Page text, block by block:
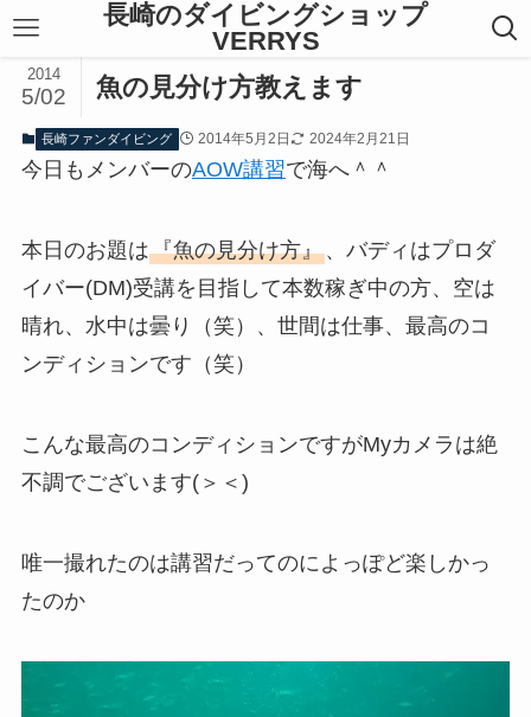
長崎のダイビングショップ
VERRYS
魚の見分け方教えます
2014
5/02
長崎ファンダイビング 2014年5月2日 2024年2月21日
今日もメンバーのAOW講習で海へ＾＾
本日のお題は『魚の見分け方』、バディはプロダ
イバー(DM)受講を目指して本数稼ぎ中の方、空は
晴れ、水中は曇り（笑）、世間は仕事、最高のコ
ンディションです（笑）
こんな最高のコンディションですがMyカメラは絶
不調でございます(＞＜)
唯一撮れたのは講習だってのによっぽど楽しかっ
たのか